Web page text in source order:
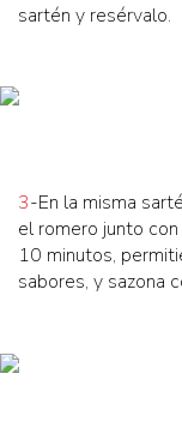
sartén y resérvalo.
3-En la misma
el romero junto
10 minutos,
sabores, y sazona